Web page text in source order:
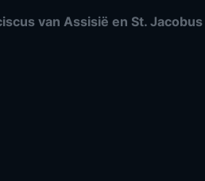
van Assisië en St.